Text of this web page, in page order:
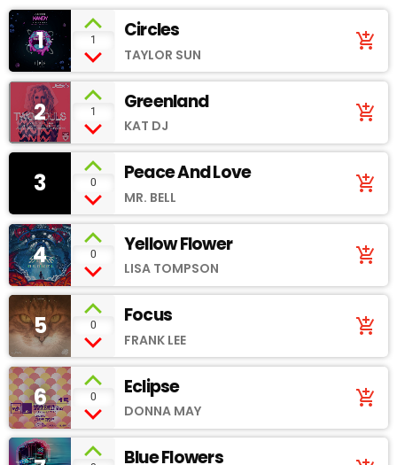
1 1 Circles
TAYLOR SUN
add_shopping_cart
2 1 Greenland
KAT DJ
add_shopping_cart
3 0 Peace And Love
MR. BELL
add_shopping_cart
4 0 Yellow Flower
LISA TOMPSON
add_shopping_cart
5 0 Focus
FRANK LEE
add_shopping_cart
6 0 Eclipse
DONNA MAY
add_shopping_cart
Blue Flowers